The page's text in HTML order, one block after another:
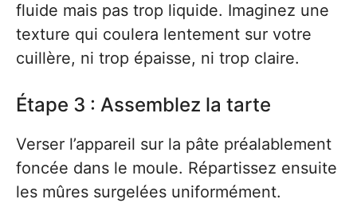
fluide mais pas trop liquide. Imaginez une
texture qui coulera lentement sur votre
cuillère, ni trop épaisse, ni trop claire.
Étape 3 : Assemblez la tarte
Verser l’appareil sur la pâte préalablement
foncée dans le moule. Répartissez ensuite
les mûres surgelées uniformément.